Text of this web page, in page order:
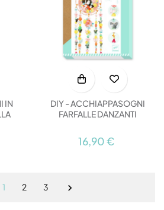
IN
DIY - ACCHIAPPASOGNI
FARFALLE DANZANTI
16,90 €
1 2 3 